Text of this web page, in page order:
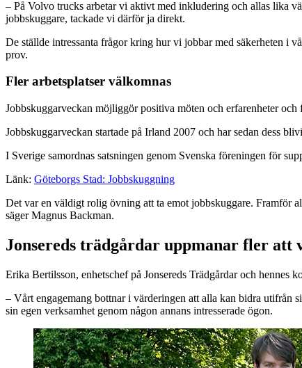
– På Volvo trucks arbetar vi aktivt med inkludering och allas lika
jobbskuggare, tackade vi därför ja direkt.
De ställde intressanta frågor kring hur vi jobbar med säkerheten i
prov.
Fler arbetsplatser välkomnas
Jobbskuggarveckan möjliggör positiva möten och erfarenheter
Jobbskuggarveckan startade på Irland 2007 och har sedan dess
I Sverige samordnas satsningen genom Svenska föreningen för
Länk: Göteborgs Stad: Jobbskuggning
Det var en väldigt rolig övning att ta emot jobbskuggare. Framför
säger Magnus Backman.
Jonsereds trädgårdar uppmanar fler att
Erika Bertilsson, enhetschef på Jonsereds Trädgårdar och hennes
– Vårt engagemang bottnar i värderingen att alla kan bidra utifrån
sin egen verksamhet genom någon annans intresserade ögon.